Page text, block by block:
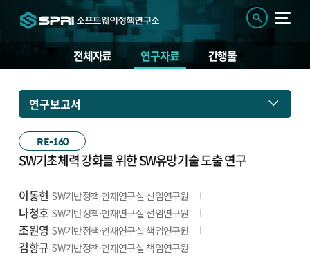
전체자료 연구자료 간행물
연구보고서
RE-160
SW기초체력 강화를 위한 SW유망기술 도출 연구
이동현 SW기반정책·인재연구실 선임연구원
나청호 SW기반정책·인재연구실 선임연구원
조원영 SW기반정책·인재연구실 책임연구원
김항규 SW기반정책·인재연구실 책임연구원